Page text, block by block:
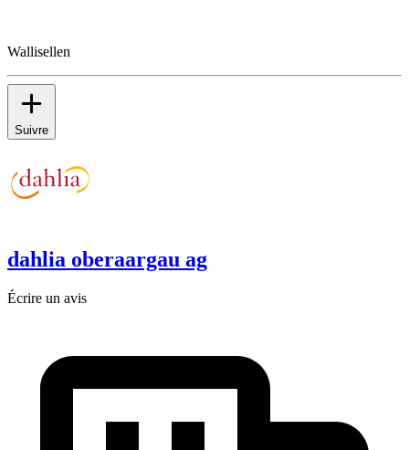
Wallisellen
Suivre
dahlia oberaargau ag
Écrire un avis